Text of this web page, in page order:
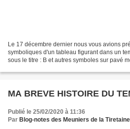
Le 17 décembre dernier nous vous avions
symboliques d'un tableau figurant dans un
sous le titre : B et autres symboles sur pavé
MA BREVE HISTOIRE DU
Publié le 25/02/2020 à 11:36
Par Blog-notes des Meuniers de la Tiretaine